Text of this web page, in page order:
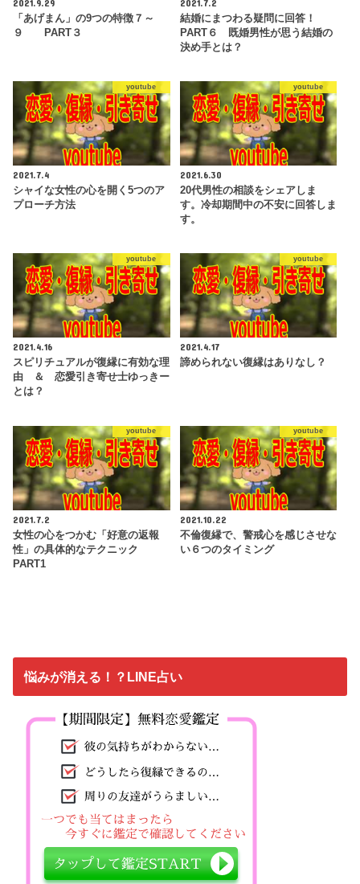
2021.9.29
「あげまん」の9つの特徴７～
９ PART３
2021.7.2
結婚にまつわる疑問に回答！
PART６ 既婚男性が思う結婚の
決め手とは？
youtube
2021.7.4
シャイな女性の心を開く5つのア
プローチ方法
youtube
2021.6.30
20代男性の相談をシェアしま
す。冷却期間中の不安に回答しま
す。
youtube
2021.4.16
スピリチュアルが復縁に有効な理
由 ＆ 恋愛引き寄せ士ゆっきー
とは？
youtube
2021.4.17
諦められない復縁はありなし？
youtube
2021.7.2
女性の心をつかむ「好意の返報
性」の具体的なテクニック
PART1
youtube
2021.10.22
不倫復縁で、警戒心を感じさせな
い６つのタイミング
悩みが消える！？LINE占い